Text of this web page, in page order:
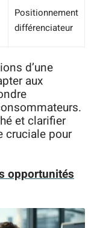
Positionnement
différenciateur
d’une
aux
et clarifier
cruciale pour
opportunités